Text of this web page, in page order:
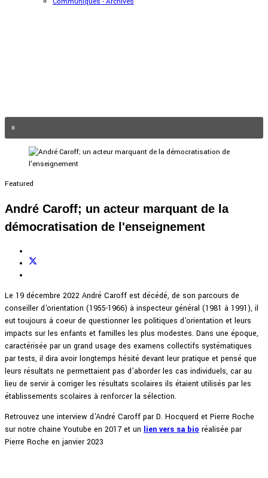
Featured
André Caroff; un acteur marquant de la
démocratisation de l'enseignement
Le 19 décembre 2022 André Caroff est décédé, de son parcours de
conseiller d'orientation (1955-1966) à inspecteur général (1981 à 1991), il
eut toujours à coeur de questionner les politiques d'orientation et leurs
impacts sur les enfants et familles les plus modestes. Dans une époque,
caractérisée par un grand usage des examens collectifs systématiques
par tests, il dira avoir longtemps hésité devant leur pratique et pensé que
leurs résultats ne permettaient pas d’aborder les cas individuels, car au
lieu de servir à corriger les résultats scolaires ils étaient utilisés par les
établissements scolaires à renforcer la sélection.
Retrouvez une interview d'André Caroff par D. Hocquerd et Pierre Roche
sur notre chaine Youtube en 2017 et un lien vers sa bio réalisée par
Pierre Roche en janvier 2023